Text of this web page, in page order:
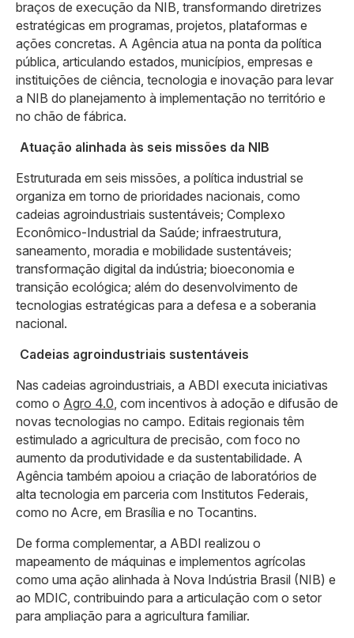
braços de execução da NIB, transformando diretrizes
estratégicas em programas, projetos, plataformas e
ações concretas. A Agência atua na ponta da política
pública, articulando estados, municípios, empresas e
instituições de ciência, tecnologia e inovação para levar
a NIB do planejamento à implementação no território e
no chão de fábrica.
Atuação alinhada às seis missões da NIB
Estruturada em seis missões, a política industrial se
organiza em torno de prioridades nacionais, como
cadeias agroindustriais sustentáveis; Complexo
Econômico-Industrial da Saúde; infraestrutura,
saneamento, moradia e mobilidade sustentáveis;
transformação digital da indústria; bioeconomia e
transição ecológica; além do desenvolvimento de
tecnologias estratégicas para a defesa e a soberania
nacional.
Cadeias agroindustriais sustentáveis
Nas cadeias agroindustriais, a ABDI executa iniciativas
como o Agro 4.0, com incentivos à adoção e difusão de
novas tecnologias no campo. Editais regionais têm
estimulado a agricultura de precisão, com foco no
aumento da produtividade e da sustentabilidade. A
Agência também apoiou a criação de laboratórios de
alta tecnologia em parceria com Institutos Federais,
como no Acre, em Brasília e no Tocantins.
De forma complementar, a ABDI realizou o
mapeamento de máquinas e implementos agrícolas
como uma ação alinhada à Nova Indústria Brasil (NIB) e
ao MDIC, contribuindo para a articulação com o setor
para ampliação para a agricultura familiar.